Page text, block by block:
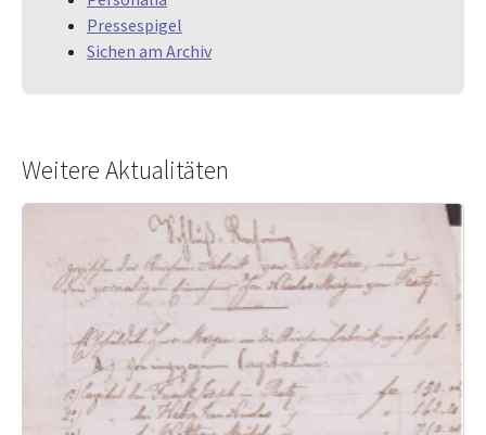
Pressespigel
Sichen am Archiv
Weitere Aktualitäten